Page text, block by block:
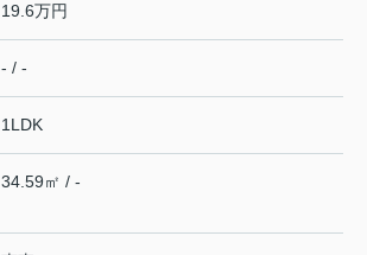
19.6万円
- / -
1LDK
34.59㎡ / -